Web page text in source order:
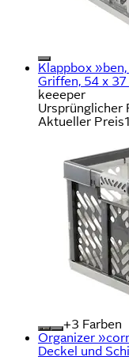
Klappbox
Griffen, 54 x
keeeper
Ursprünglicher
Aktueller Preis
+
Farben
Organizer
Deckel und